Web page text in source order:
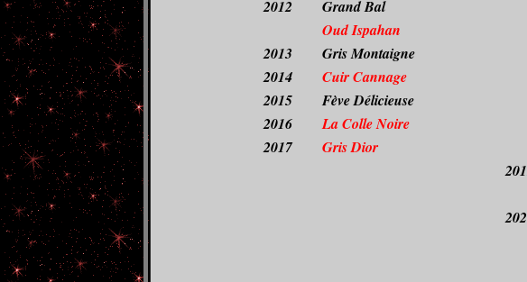
2012
Grand Bal
Oud Ispahan
2013
Gris Montaigne
2014
Cuir Cannage
2015
Fève Délicieuse
2016
La Colle Noire
2017
Gris Dior